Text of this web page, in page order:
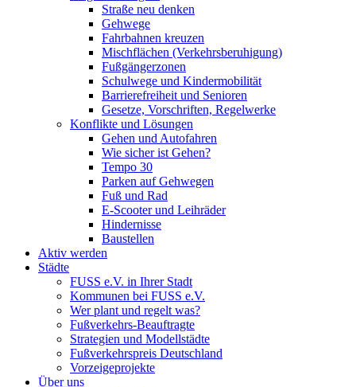
Straße neu denken
Gehwege
Fahrbahnen kreuzen
Mischflächen (Verkehrsberuhigung)
Fußgängerzonen
Schulwege und Kindermobilität
Barrierefreiheit und Senioren
Gesetze, Vorschriften, Regelwerke
Konflikte und Lösungen
Gehen und Autofahren
Wie sicher ist Gehen?
Tempo 30
Parken auf Gehwegen
Fuß und Rad
E-Scooter und Leihräder
Hindernisse
Baustellen
Aktiv werden
Städte
FUSS e.V. in Ihrer Stadt
Kommunen bei FUSS e.V.
Wer plant und regelt was?
Fußverkehrs-Beauftragte
Strategien und Modellstädte
Fußverkehrspreis Deutschland
Vorzeigeprojekte
Über uns